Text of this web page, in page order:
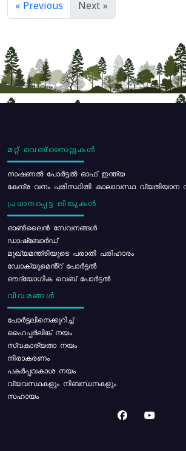
« Previous Next »
മറ്റ് വെബ്സൈറ്റുകൾ
നാഷണൽ പോർട്ടൽ ഓഫ് ഇന്ത്യ
കേന്ദ്ര വനം പരിസ്ഥിതി കാലാവസ്ഥ വ്യതിയാന
പ്രധാനപ്പെട്ട ലിങ്കുകൾ
ഓൺലൈൻ സേവനങ്ങൾ
ഡാഷ്ബോർഡ്
മുഖ്യമന്ത്രിയുടെ പരാതി പരിഹാരം
ഡോക്യുമെൻ്റ് പോർട്ടൽ
ഔദ്യോഗിക വെബ് പോർട്ടൽ
വിവരങ്ങൾ
പോര്‍ട്ടലിനെക്കുറിച്ച്
ഹൈപ്പർലിങ്ക് നയം
സ്വകാര്യതാ നയം
നിരാകരണം
പകർപ്പവകാശ നയം
വ്യവസ്ഥകളും നിബന്ധനകളും
സഹായം